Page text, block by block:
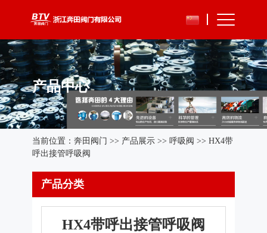
产品中心
当前位置： 奔田阀门 >> 产品展示 >> 呼吸阀 >> HX4带
呼出接管呼吸阀
产品分类
HX4带呼出接管呼吸阀